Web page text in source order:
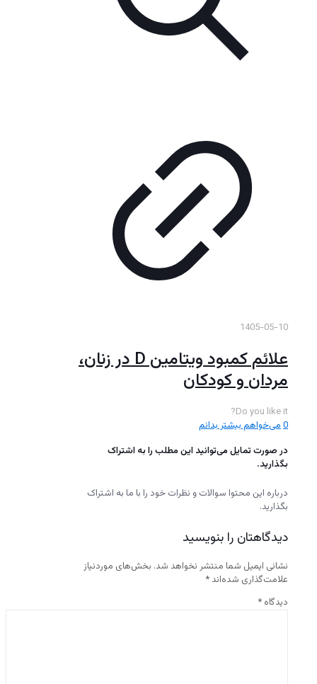
1405-05-10
علائم کمبود ویتامین D در زنان،
مردان و کودکان
Do you like it?
0می‌خواهم بیشتر بدانم
در صورت تمایل می‌توانید این مطلب را به اشتراک
بگذارید.
درباره‌ این محتوا سوالات و نظرات خود را با ما به اشتراک
بگذارید.
دیدگاهتان را بنویسید
نشانی ایمیل شما منتشر نخواهد شد. بخش‌های موردنیاز
علامت‌گذاری شده‌اند *
دیدگاه *